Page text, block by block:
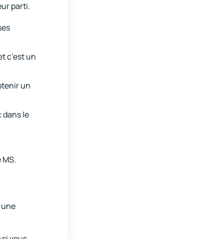
parti.
c’est un
un
dans le